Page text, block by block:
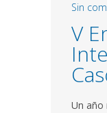
Sin
V
Un año